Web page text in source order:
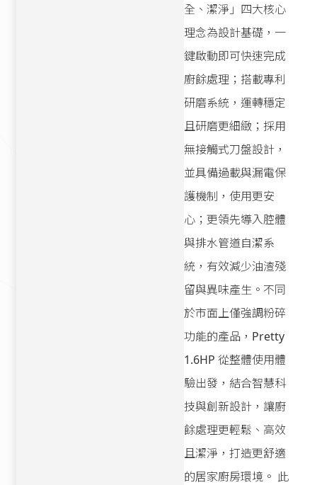
全、潔淨」四大核心
理念為設計基礎，一
鍵啟動即可快速完成
廚餘處理；搭載專利
研磨系統，運轉穩定
且研磨更細緻；採用
無接觸式刀盤設計，
並具備過載與漏電保
護機制，使用更安
心；更領先導入腔體
與排水管道自潔系
統，有效減少油渣殘
留與異味產生。不同
於市面上僅強調粉碎
功能的產品，Pretty
1.6HP 從整體使用體
驗出發，結合智慧科
技與創新設計，讓廚
餘處理更輕鬆、高效
且潔淨，打造更舒適
的居家廚房環境。 此